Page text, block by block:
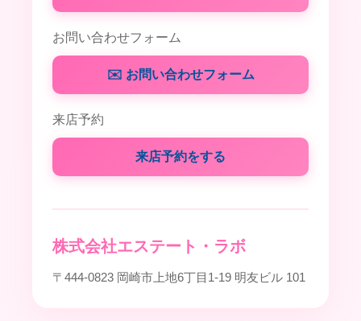
お問い合わせフォーム
✉️ お問い合わせフォーム
来店予約
来店予約をする
株式会社エステート・ラボ
〒444-0823 岡崎市上地6丁目1-19 明友ビル 101